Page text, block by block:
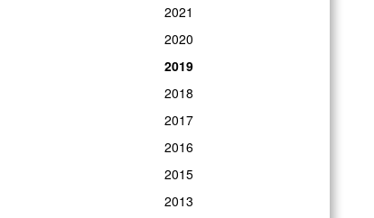
2021
2020
2019
2018
2017
2016
2015
2013